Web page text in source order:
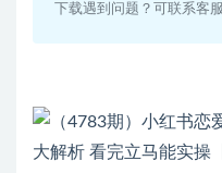
下载遇到问题？可联系客